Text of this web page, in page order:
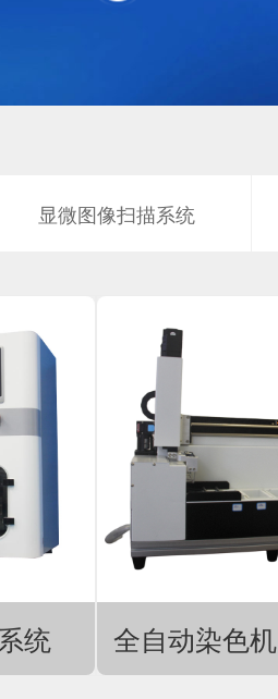
显微图像扫描系统
统 全自动染色机